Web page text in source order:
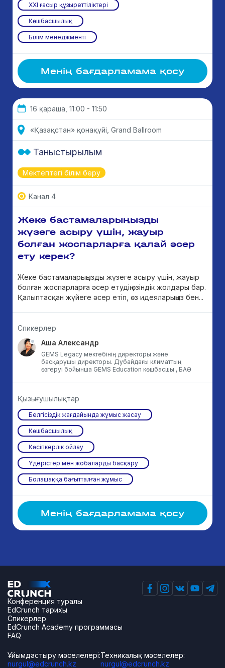
ХХІ ғасыр құзыреттіліктері
Көшбасшылық
Білім менеджменті
Менің бағдарламама қосу
16 қараша, 11:00 - 11:50
«Қазақстан» қонақүйі, Grand Ballroom
Мектептегі білім беру
Таныстырылым
Канал 4
Жеке бастамаларыңызды
жүзеге асыру үшін, жауыр
болған жоспарларға қалай әсер
ету керек?
Жеке бастамаларыңызды жүзеге асыру үшін, жауыр
болған жоспарларға әсер етудің өзіндік жолдары бар.
Қалыптасқан жүйеге әсер етіп, өз идеяларыңыз бен...
Спикерлер
Аша Александр
GEMS Legacy мектебінің директоры және
басқарушы директоры. Дубайдағы климаттың
өзгеруі бойынша GEMS Education көшбасшы , БАӘ
Қызығушылықтар
Белгісіздік жағдайында жұмыс жасау
Көшбасшылық
Кәсіпкерлік ойлау
Үдерістер мен жобаларды басқару
Болашаққа бағытталған жұмыс
Менің бағдарламама қосу
Конференция туралы
EdCrunch тарихы
Спикерлер
EdCrunch Academy программасы
FAQ
Ұйымдастыру мәселелері:
nurgul@edcrunch.kz
Техникалық мәселелер:
nurgul@edcrunch.kz